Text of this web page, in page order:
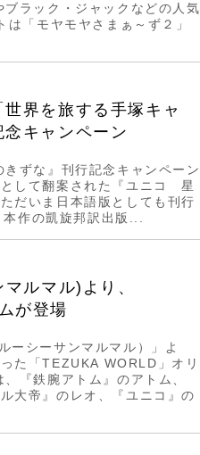
ラック・ジャックなどの人気
「モヤモヤさまぁ～ず２」
界を旅する手塚キャ
キャンペーン
ずな』刊行記念キャンペーン
として翻案された『ユニコ 星
だいま日本語版としても刊行
の凱旋邦訳出版...
ルマル)より、
が登場
ーシーサンマルマル）」よ
た「TEZUKA WORLD」オリ
『鉄腕アトム』のアトム、
大帝』のレオ、『ユニコ』の